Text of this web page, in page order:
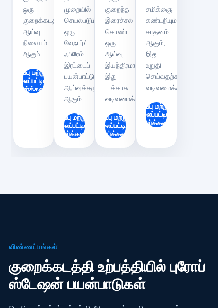
ஒரு
குறைக்கடத்தி
ஆய்வு
நிலையம்
ஆகும்...
இருப்பு மற்றும்
விலைப்பட்டியலைச்
சரிபார்க்கவும்
முறையில்
செயல்படும்
ஒரு
வேஃபர்/
ஃபிரேம்
இரட்டைப்
பயன்பாட்டு
ஆய்வுக்கருவி
ஆகும்.
இருப்பு மற்றும்
விலைப்பட்டியலைச்
சரிபார்க்கவும்
குறைந்த
இரைச்சல்
கொண்ட
ஒரு
ஆய்வு
இயந்திரமாகும்,
இது
...க்காக
வடிவமைக்கப்பட்டுள்ளது.
இருப்பு மற்றும்
விலைப்பட்டியலைச்
சரிபார்க்கவும்
சமிக்ஞை
கண்டறியும்
சாதனம்
ஆகும்,
இது
உறுதி
செய்வதற்காக
இருப்பு மற்றும்
விலைப்பட்டியலைச்
சரிபார்க்கவும்
விண்ணப்பங்கள்
குறைக்கடத்தி உற்பத்தியில் புரோப்
ஸ்டேஷன் பயன்பாடுகள்